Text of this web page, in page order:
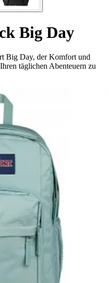
Big Day
Big Day, der Komfort und
täglichen Abenteuern zu